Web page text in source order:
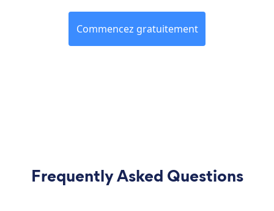
Commencez gratuitement
Frequently Asked Questions